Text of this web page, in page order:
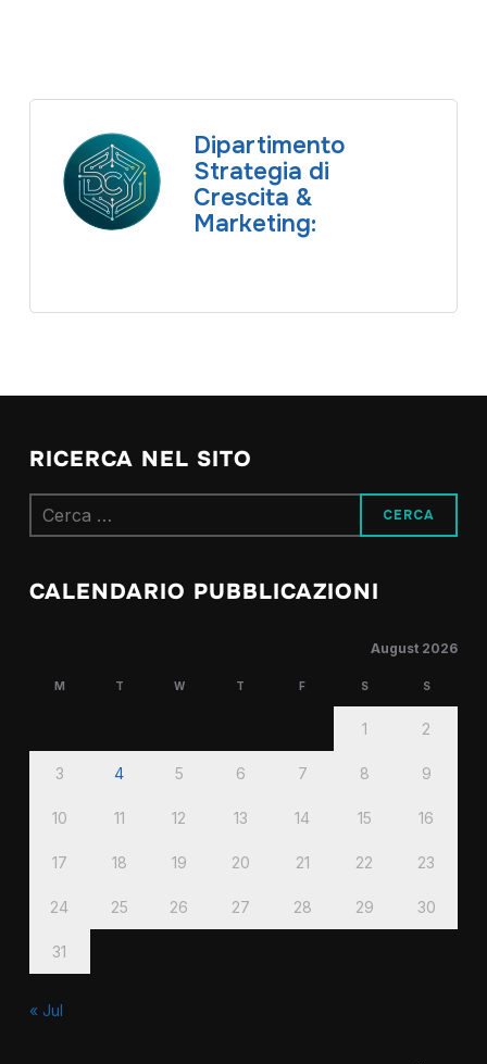
Dipartimento
Strategia di
Crescita &
Marketing:
RICERCA NEL SITO
Ricerca
per:
CALENDARIO PUBBLICAZIONI
August 2026
M T W T F S S
1 2
3 4 5 6 7 8 9
10 11 12 13 14 15 16
17 18 19 20 21 22 23
24 25 26 27 28 29 30
31
« Jul